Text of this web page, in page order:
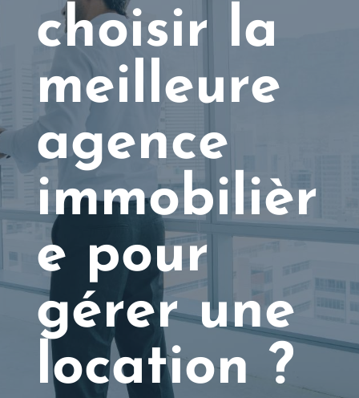
choisir la
meilleure
agence
immobilièr
e pour
gérer une
location ?